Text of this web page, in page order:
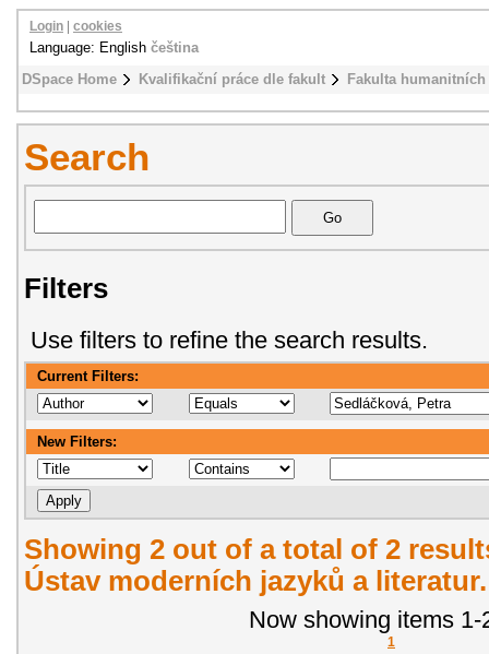
DSpace Home Kvalifikační práce dle fakult Fakulta
Login cookies
Language: English čeština
Search
Filters
Use filters to refine the search results.
Current Filters:
New Filters:
Showing 2 out of a total of 2
Ústav moderních jazyků a
Now showing items 1-
1